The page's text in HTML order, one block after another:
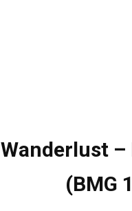
Wanderlust –
(BMG